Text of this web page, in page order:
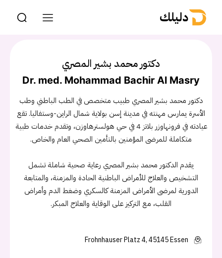
دليلك
دكتور محمد بشير المصري
Dr. med. Mohammad Bachir Al Masry
دكتور محمد بشير المصري طبيب متخصص في الطب الباطني وطب
الأسرة يمارس مهنته في مدينة إسن بولاية شمال الراين-وستفاليا. تقع
عيادته في فرونهاوزر بلاتز 4 في حي هولسترهاوزن، وتقدم خدمات طبية
متكاملة للمرضى المؤمنين بالتأمين الصحي العام والخاص.
يقدم الدكتور محمد بشير المصري رعاية صحية شاملة تشمل
التشخيص والعلاج للأمراض الباطنية الحادة والمزمنة، والمتابعة
الدورية لمرضى الأمراض المزمنة كالسكري وضغط الدم وأمراض
القلب، مع التركيز على الوقاية والعلاج المبكر.
Frohnhauser Platz 4, 45145 Essen